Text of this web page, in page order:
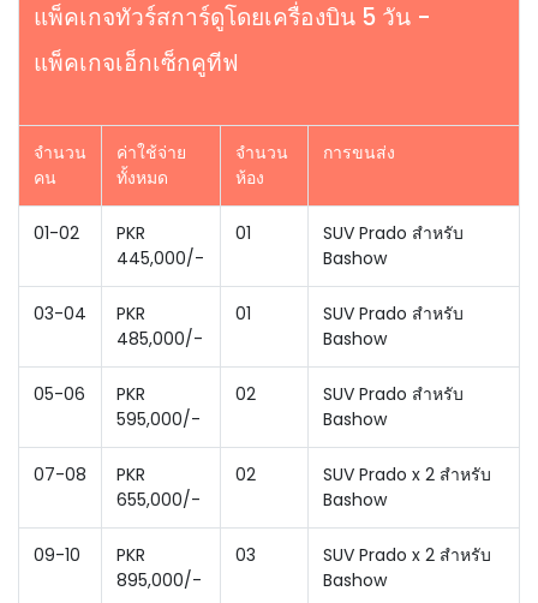
แพ็คเกจทัวร์สการ์ดูโดยเครื่องบิน 5 วัน -
แพ็คเกจเอ็กเซ็กคูทีฟ
จำนวน
คน
ค่าใช้จ่าย
ทั้งหมด
จำนวน
ห้อง
การขนส่ง
01-02
PKR
445,000/-
01
SUV Prado สำหรับ
Bashow
03-04
PKR
485,000/-
01
SUV Prado สำหรับ
Bashow
05-06
PKR
595,000/-
02
SUV Prado สำหรับ
Bashow
07-08
PKR
655,000/-
02
SUV Prado x 2 สำหรับ
Bashow
09-10
PKR
895,000/-
03
SUV Prado x 2 สำหรับ
Bashow